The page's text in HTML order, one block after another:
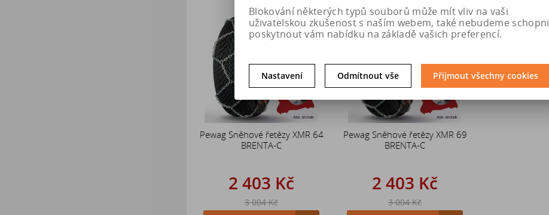
Sleva
20 %
Pewag Sněhové řetězy XMR 64
BRENTA-C
2 403 Kč
3 004 Kč
Sleva
20 %
Pewag Sněhové řetězy XMR 69
BRENTA-C
2 403 Kč
3 004 Kč
Blokování některých typů souborů může mít vliv na vaši
uživatelskou zkušenost s naším webem, také nebudeme schopni
poskytnout vám nabídku na základě vašich preferencí.
Nastavení Odmítnout vše Přijmout všechny cookies